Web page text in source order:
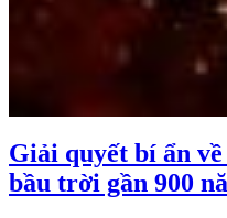
Giải quyết bí ẩn
bầu trời gần 900